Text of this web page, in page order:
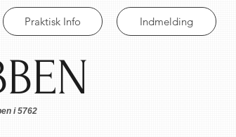
Praktisk Info Indmelding
i 5762